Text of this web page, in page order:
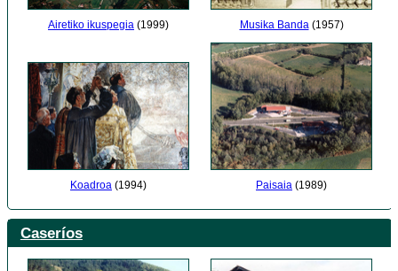
Airetiko ikuspegia (1999) Musika Banda(1957)
Koadroa (1994) Paisaia (1989)
Caseríos